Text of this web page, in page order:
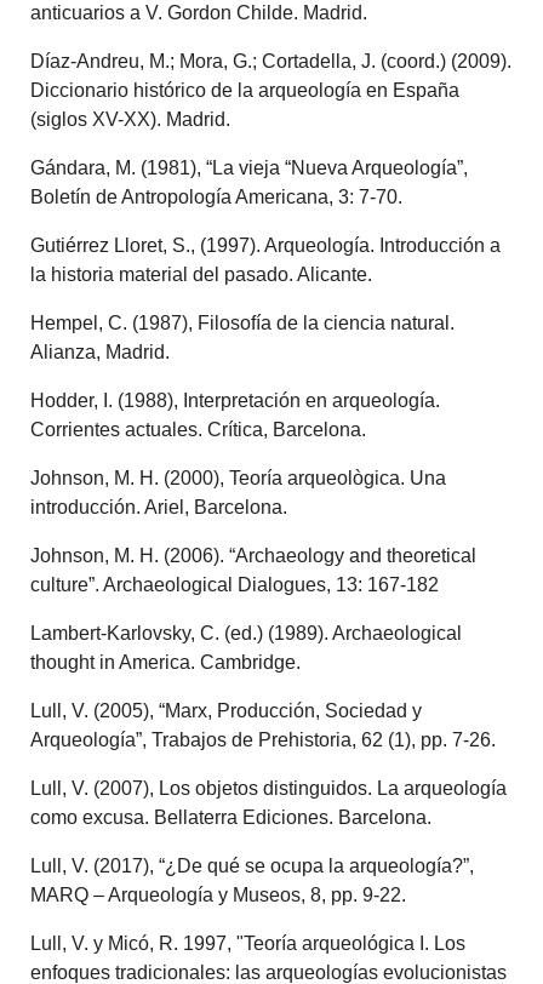
anticuarios a V. Gordon Childe. Madrid.
Díaz-Andreu, M.; Mora, G.; Cortadella, J. (coord.) (2009).
Diccionario histórico de la arqueología en España
(siglos XV-XX). Madrid.
Gándara, M. (1981), “La vieja “Nueva Arqueología”,
Boletín de Antropología Americana, 3: 7-70.
Gutiérrez Lloret, S., (1997). Arqueología. Introducción a
la historia material del pasado. Alicante.
Hempel, C. (1987), Filosofía de la ciencia natural.
Alianza, Madrid.
Hodder, I. (1988), Interpretación en arqueología.
Corrientes actuales. Crítica, Barcelona.
Johnson, M. H. (2000), Teoría arqueològica. Una
introducción. Ariel, Barcelona.
Johnson, M. H. (2006). “Archaeology and theoretical
culture”. Archaeological Dialogues, 13: 167-182
Lambert-Karlovsky, C. (ed.) (1989). Archaeological
thought in America. Cambridge.
Lull, V. (2005), “Marx, Producción, Sociedad y
Arqueología”, Trabajos de Prehistoria, 62 (1), pp. 7-26.
Lull, V. (2007), Los objetos distinguidos. La arqueología
como excusa. Bellaterra Ediciones. Barcelona.
Lull, V. (2017), “¿De qué se ocupa la arqueología?”,
MARQ – Arqueología y Museos, 8, pp. 9-22.
Lull, V. y Micó, R. 1997, "Teoría arqueológica I. Los
enfoques tradicionales: las arqueologías evolucionistas